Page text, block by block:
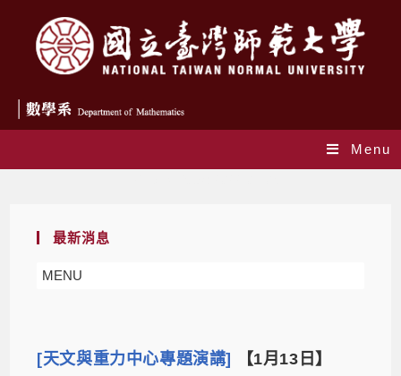
Menu
最新消息
MENU
[天文與重力中心專題演講]
【1月13日】